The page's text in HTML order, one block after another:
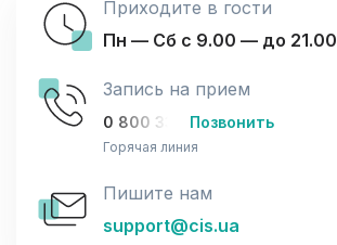
Приходите в гости
Пн — Сб с 9.00 — до 21.00
Запись на прием
0 800 33-08-12Позвонить
Горячая линия
Пишите нам
support@cis.ua